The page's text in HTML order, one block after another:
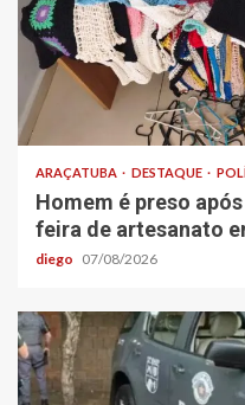
ARAÇATUBA DESTAQUE
Homem é preso
feira de artesanato
diego 07/08/2026